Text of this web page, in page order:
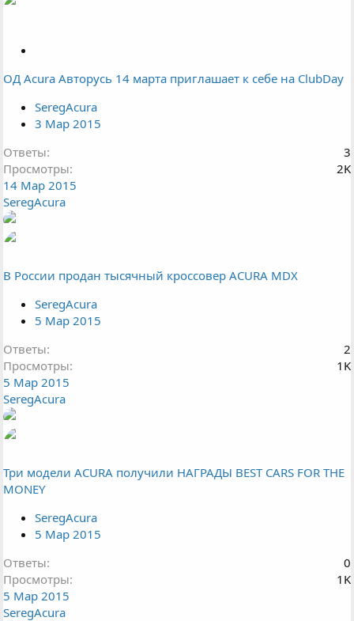
к
ы
т
а
ОД Acura Авторусь 14 марта приглашает к себе на СlubDay
SeregAcura
3 Мар 2015
Ответы
3
Просмотры
2K
14 Мар 2015
SeregAcura
В России продан тысячный кроссовер ACURA MDX
SeregAcura
5 Мар 2015
Ответы
2
Просмотры
1K
5 Мар 2015
SeregAcura
Три модели ACURA получили НАГРАДЫ BEST CARS FOR THE
MONEY
SeregAcura
5 Мар 2015
Ответы
0
Просмотры
1K
5 Мар 2015
SeregAcura